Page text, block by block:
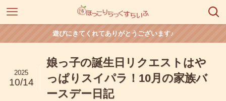
遊びにきてくれてありがとうございます♪
娘っ子の誕生日リクエストはや
っぱりスイパラ！10月の家族バ
ースデー日記
2025
10/14